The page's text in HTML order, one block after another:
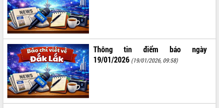
Thông tin điểm báo ngày
19/01/2026 (19/01/2026, 09:58)